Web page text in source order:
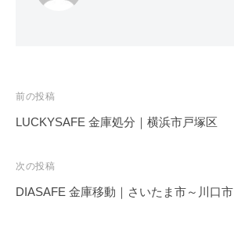
投
稿
ビ
ゲ
前の投稿
LUCKYSAFE 金庫処分｜横浜市戸塚区
次の投稿
DIASAFE 金庫移動｜さいたま市～川口市